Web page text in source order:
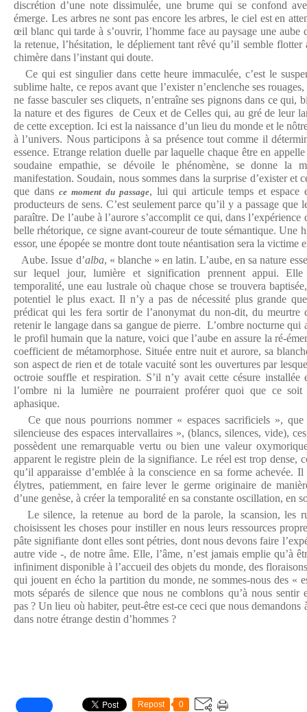
discrétion d’une note dissimulée, une brume qui se confond
émerge. Les arbres ne sont pas encore les arbres, le ciel est en
œil blanc qui tarde à s’ouvrir, l’homme face au paysage une aube
la retenue, l’hésitation, le dépliement tant rêvé qu’il semble
chimère dans l’instant qui doute.
Ce qui est singulier dans cette heure immaculée, c’est le
sublime halte, ce repos avant que l’exister n’enclenche ses
ne fasse basculer ses cliquets, n’entraîne ses pignons dans ce qui,
la nature et des figures de Ceux et de Celles qui, au gré de leur
de cette exception. Ici est la naissance d’un lieu du monde et le
à l’univers. Nous participons à sa présence tout comme il
essence. Etrange relation duelle par laquelle chaque être en
soudaine empathie, se dévoile le phénomène, se donne la
manifestation. Soudain, nous sommes dans la surprise d’exister et
que dansce moment du passage, lui qui articule temps et espace
producteurs de sens. C’est seulement parce qu’il y a passage
paraître. De l’aube à l’aurore s’accomplit ce qui, dans l’expérience
belle rhétorique, ce signe avant-coureur de toute sémantique. Une
essor, une épopée se montre dont toute néantisation sera la victime
Aube. Issue d’alba, « blanche » en latin. L’aube, en sa nature
sur lequel jour, lumière et signification prennent appui.
temporalité, une eau lustrale où chaque chose se trouvera
potentiel le plus exact. Il n’y a pas de nécessité plus grande
prédicat qui les fera sortir de l’anonymat du non-dit, du meurtre
retenir le langage dans sa gangue de pierre. L’ombre nocturne qui
le profil humain que la nature, voici que l’aube en assure la ré-
coefficient de métamorphose. Située entre nuit et aurore, sa
son aspect de rien et de totale vacuité sont les ouvertures par
octroie souffle et respiration. S’il n’y avait cette césure
l’ombre ni la lumière ne pourraient proférer quoi que ce soit
aphasique.
Ce que nous pourrions nommer « espaces sacrificiels »,
silencieuse des espaces intervallaires », (blancs, silences, vide),
possèdent une remarquable vertu ou bien une valeur
apparent le registre plein de la signifiance. Le réel est trop dense,
qu’il apparaisse d’emblée à la conscience en sa forme achevée.
élytres, patiemment, en faire lever le germe originaire de
d’une genèse, à créer la temporalité en sa constante oscillation, en
Le silence, la retenue au bord de la parole, la scansion, les
choisissent les choses pour instiller en nous leurs ressources
pâte signifiante dont elles sont pétries, dont nous devons faire
autre vide -, de notre âme. Elle, l’âme, n’est jamais emplie qu’à
infiniment disponible à l’accueil des objets du monde, des
qui jouent en écho la partition du monde, ne sommes-nous des «
mots séparés de silence que nous ne comblons qu’à nous sentir
pas ? Un lieu où habiter, peut-être est-ce ceci que nous demandons
dans notre étrange destin d’hommes ?
Repost 0